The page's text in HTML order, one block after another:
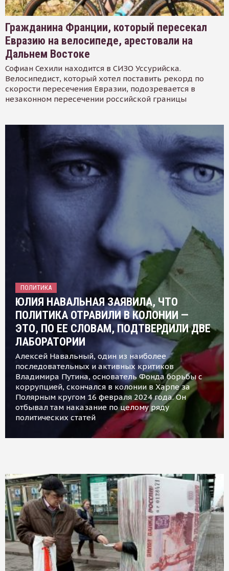
Гражданина Франции, который пересекал
Евразию на велосипеде, арестовали на
Дальнем Востоке
Софиан Сехили находится в СИЗО Уссурийска.
Велосипедист, который хотел поставить рекорд по
скорости пересечения Евразии, подозревается в
незаконном пересечении российской границы
ПОЛИТИКА
ЮЛИЯ НАВАЛЬНАЯ ЗАЯВИЛА, ЧТО
ПОЛИТИКА ОТРАВИЛИ В КОЛОНИИ —
ЭТО, ПО ЕЕ СЛОВАМ, ПОДТВЕРДИЛИ ДВЕ
ЛАБОРАТОРИИ
Алексей Навальный, один из наиболее
последовательных и активных критиков
Владимира Путина, основатель Фонда борьбы с
коррупцией, скончался в колонии в Харпе за
Полярным кругом 16 февраля 2024 года. Он
отбывал там наказание по целому ряду
политических статей